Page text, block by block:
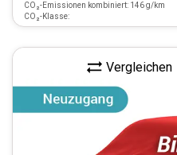
CO₂-Emissionen kombiniert: 146 g/km
CO₂-Klasse:
Vergleichen